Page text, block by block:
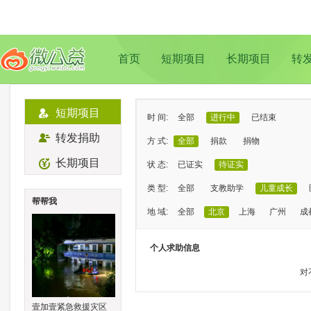
首页 短期项目 长期项目 转
短期项目
转发捐助
长期项目
帮帮我
壹加壹紧急救援灾区
时 间: 全部 进行中 已结束
方 式: 全部 捐款 捐物
状 态: 已证实 待证实
类 型: 全部 支教助学 儿童成长
地 域: 全部 北京 上海 广州 成
个人求助信息
对